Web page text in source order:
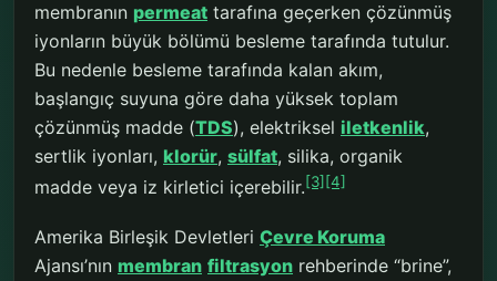
membranın permeat tarafına geçerken çözünmüş
iyonların büyük bölümü besleme tarafında tutulur.
Bu nedenle besleme tarafında kalan akım,
başlangıç suyuna göre daha yüksek toplam
çözünmüş madde (TDS), elektriksel iletkenlik,
sertlik iyonları, klorür, sülfat, silika, organik
madde veya iz kirletici içerebilir.[3] [4]
Amerika Birleşik Devletleri Çevre Koruma
Ajansı’nın membran filtrasyon rehberinde “brine”,